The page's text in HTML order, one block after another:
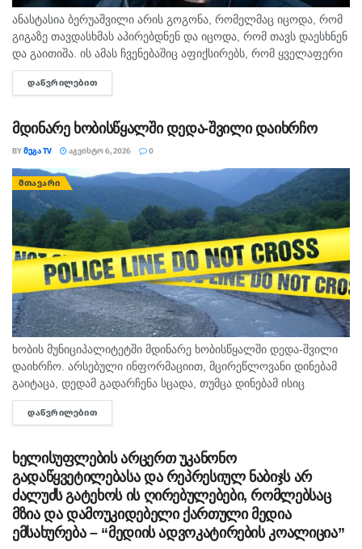
ანასტასია ბერუაშვილი არის გოგონა, რომელმაც იცოდა, რომ
გიგაზე თავდასხმას აპირებდნენ და იცოდა, რომ თავს დაესხნენ
და გაითიშა. ის ამას ჩვენებაშიც აფიქსირებს, რომ ყველაფერი
იცოდა, - ამის შესახებ მოკლული მასწავლებლის, გიგა
ავალიანის...
ᲓᲐᲬᲕᲠᲘᲚᲔᲑᲘᲗ
მდინარე ხობისწყალში დედა-შვილი დაიხრჩო
BYᲛᲔᲒᲐ TV ᲐᲒᲕᲘᲡᲢᲝ 6, 2026 0
ᲛᲗᲐᲕᲐᲠᲘ
ხობის მუნიციპალიტეტში მდინარე ხობისწყალში დედა-შვილი
დაიხრჩო. არსებული ინფორმაციით, მცირეწლოვანი დინებამ
გაიტაცა, დედამ გადარჩენა სცადა, თუმცა დინებამ ისიც
გაიტაცა. ბავშვის ცხედარი ადგილობრივმა იპოვა და
მდინარიდან ამოასვენა. დედის სამძებრო-სამაშველო
ᲓᲐᲬᲕᲠᲘᲚᲔᲑᲘᲗ
ხელისუფლების არცერთ უკანონო
გადაწყვეტილებასა და რეპრესიულ ნაბიჯს არ
ძალუძს გატეხოს ის ღირებულებები, რომლებსაც
მზია და დამოუკიდებელი ქართული მედია
ემსახურება – “მედიის ადვოკატირების კოალიცია”